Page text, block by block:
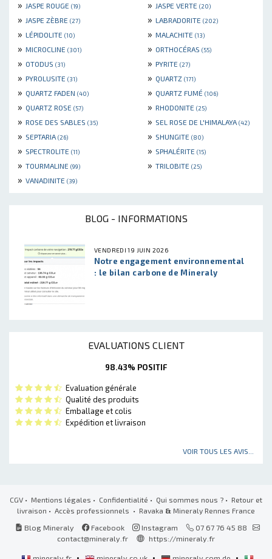
» JASPE ROUGE (19) » JASPE VERTE (20)
» JASPE ZÈBRE (27) » LABRADORITE (202)
» LÉPIDOLITE (10) » MALACHITE (13)
» MICROCLINE (301) » ORTHOCÉRAS (55)
» OTODUS (31) » PYRITE (27)
» PYROLUSITE (31) » QUARTZ (171)
» QUARTZ FADEN (40) » QUARTZ FUMÉ (106)
» QUARTZ ROSE (57) » RHODONITE (25)
» ROSE DES SABLES (35) » SEL ROSE DE L'HIMALAYA (42)
» SEPTARIA (26) » SHUNGITE (80)
» SPECTROLITE (11) » SPHALÉRITE (15)
» TOURMALINE (99) » TRILOBITE (25)
» VANADINITE (39)
BLOG - INFORMATIONS
VENDREDI 19 JUIN 2026
Notre engagement environnemental
: le bilan carbone de Mineraly
EVALUATIONS CLIENT
98.43% POSITIF
Evaluation générale
Qualité des produits
Emballage et colis
Expédition et livraison
VOIR TOUS LES AVIS...
CGV • Mentions légales • Confidentialité • Qui sommes nous ? • Retour et
livraison • Accès professionnels • Ravaka & Mineraly Rennes France
Blog Mineraly
Facebook Instagram
07 67 76 45 88
contact@mineraly.fr
https://mineraly.fr
• • •